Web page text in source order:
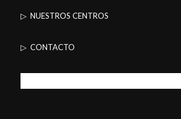
▷ NUESTROS CENTROS
▷ CONTACTO